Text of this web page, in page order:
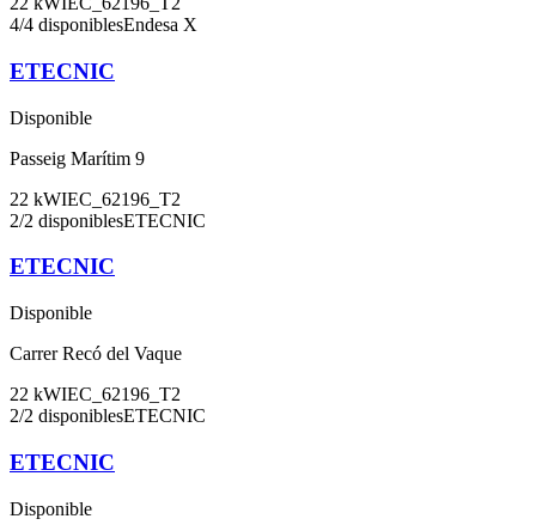
4/4 disponiblesEndesa X
ETECNIC
Disponible
Passeig Marítim 9
22 kWIEC_62196_T2
2/2 disponiblesETECNIC
ETECNIC
Disponible
Carrer Recó del Vaque
22 kWIEC_62196_T2
2/2 disponiblesETECNIC
ETECNIC
Disponible